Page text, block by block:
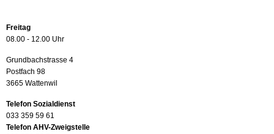
Freitag
08.00 - 12.00 Uhr
Grundbachstrasse 4
Postfach 98
3665 Wattenwil
Telefon Sozialdienst
033 359 59 61
Telefon AHV-Zweigstelle